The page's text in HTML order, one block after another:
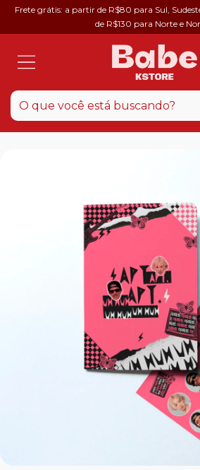
Frete grátis: a partir de R$80 para Sul,
de R$130 para Norte e